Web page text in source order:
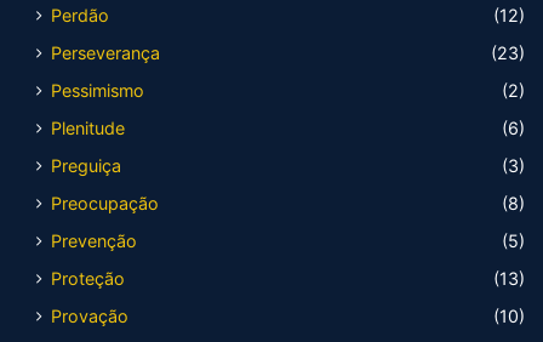
Perdão
(12)
Perseverança
(23)
Pessimismo
(2)
Plenitude
(6)
Preguiça
(3)
Preocupação
(8)
Prevenção
(5)
Proteção
(13)
Provação
(10)